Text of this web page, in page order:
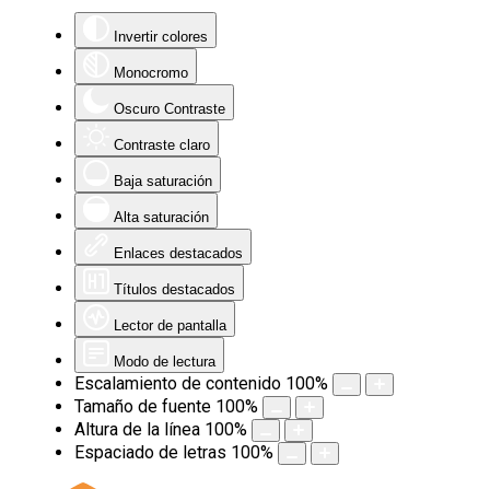
Invertir colores
Monocromo
Oscuro Contraste
Contraste claro
Baja saturación
Alta saturación
Enlaces destacados
Títulos destacados
Lector de pantalla
Modo de lectura
Escalamiento de contenido 100%
Tamaño de fuente 100%
Altura de la línea 100%
Espaciado de letras 100%